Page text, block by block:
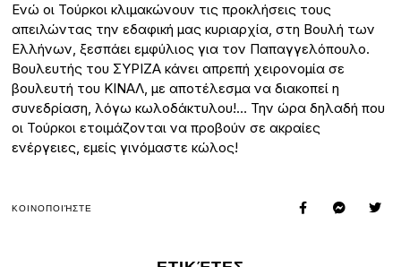
Ενώ οι Τούρκοι κλιμακώνουν τις προκλήσεις τους
απειλώντας την εδαφική μας κυριαρχία, στη Βουλή των
Ελλήνων, ξεσπάει εμφύλιος για τον Παπαγγελόπουλο.
Βουλευτής του ΣΥΡΙΖΑ κάνει απρεπή χειρονομία σε
βουλευτή του ΚΙΝΑΛ, με αποτέλεσμα να διακοπεί η
συνεδρίαση, λόγω κωλοδάκτυλου!… Την ώρα δηλαδή που
οι Τούρκοι ετοιμάζονται να προβούν σε ακραίες
ενέργειες, εμείς γινόμαστε κώλος!
ΚΟΙΝΟΠΟΙΉΣΤΕ